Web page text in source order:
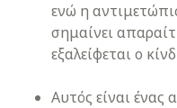
ενώ η
σημαίνει
εξαλείφεται ο
Αυτός είναι ένας